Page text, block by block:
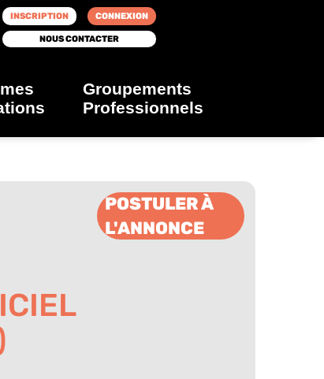
INSCRIPTION CONNEXION
NOUS CONTACTER
Groupements
Professionnels
POSTULER À
L'ANNONCE